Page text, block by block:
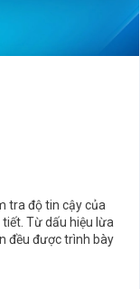
tra độ tin cậy của
Từ dấu hiệu lừa
đều được trình bày